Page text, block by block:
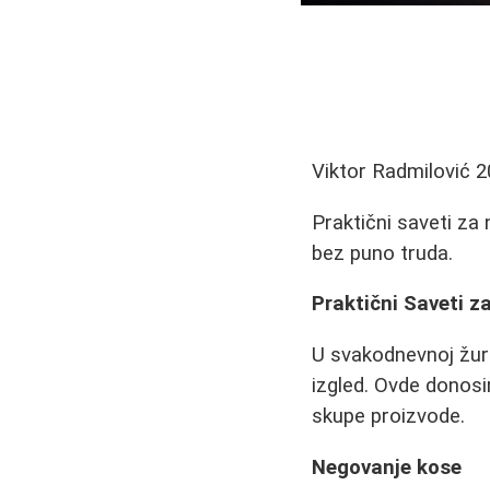
Viktor Radmilović
Praktični saveti za
bez puno truda.
Praktični Saveti
U svakodnevnoj
izgled. Ovde
skupe proizvode.
Negovanje kose